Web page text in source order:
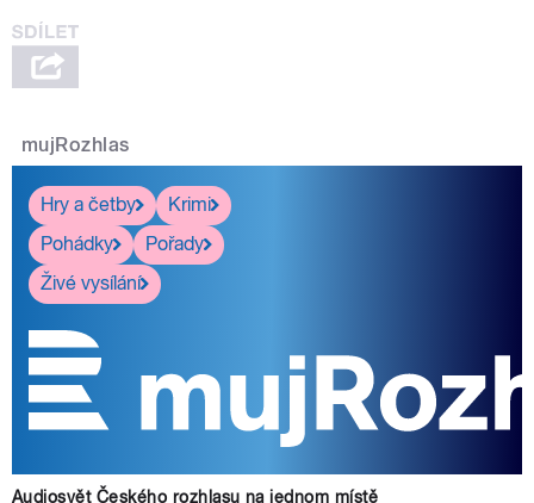
mujRozhlas
Hry a četby
Krimi
Pohádky
Pořady
Živé vysílání
Audiosvět Českého rozhlasu na jednom místě